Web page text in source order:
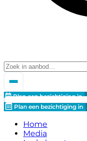
Plan een bezichtiging in
Plan een bezichtiging in
Home
Media